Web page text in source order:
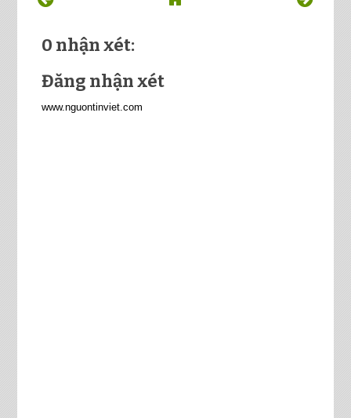
0 nhận xét:
Đăng nhận xét
www.nguontinviet.com